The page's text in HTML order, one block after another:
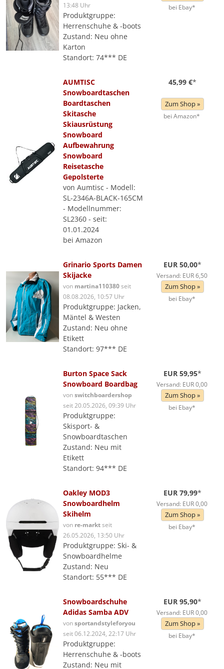
13:48 Uhr
Produktgruppe:
Herrenschuhe & -boots
Zustand: Neu ohne
Karton
Standort: 74*** DE
bei Ebay*
AUMTISC
Snowboardtaschen
Boardtaschen
Skitasche
Skiausrüstung
Snowboard
Aufbewahrung
Snowboard
Reisetasche
Gepolsterte
von Aumtisc - Modell:
SL-2346A-BLACK-165CM
- Modellnummer:
SL2360 - seit:
01.01.2024
bei Amazon
45,99 €*
Zum Shop »
bei Amazon*
Grinario Sports Damen
Skijacke
von martina110380seit
08.08.2026, 10:57 Uhr
Produktgruppe: Jacken,
Mäntel & Westen
Zustand: Neu ohne
Etikett
Standort: 97*** DE
EUR 50,00*
Versand: EUR 6,50
Zum Shop »
bei Ebay*
Burton Space Sack
Snowboard Boardbag
vonswitchboardershop
seit 20.05.2026, 09:39 Uhr
Produktgruppe:
Skisport- &
Snowboardtaschen
Zustand: Neu mit
Etikett
Standort: 94*** DE
EUR 59,95*
Versand: EUR 0,00
Zum Shop »
bei Ebay*
Oakley MOD3
Snowboardhelm
Skihelm
von re-marktseit
26.05.2026, 13:50 Uhr
Produktgruppe: Ski- &
Snowboardhelme
Zustand: Neu
Standort: 55*** DE
EUR 79,99*
Versand: EUR 0,00
Zum Shop »
bei Ebay*
Snowboardschuhe
Adidas Samba ADV
vonsportandstyleforyou
seit 06.12.2024, 22:17 Uhr
Produktgruppe:
Herrenschuhe & -boots
Zustand: Neu mit
EUR 95,90*
Versand: EUR 0,00
Zum Shop »
bei Ebay*